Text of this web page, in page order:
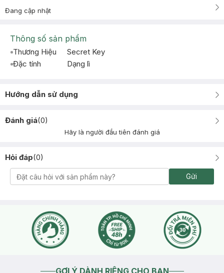
Đang cập nhật
Thông số sản phẩm
Thương Hiệu
Secret Key
Đặc tính
Dạng lì
Hướng dẫn sử dụng
Đánh giá(0)
Hãy là người đầu tiên đánh giá
Hỏi đáp(0)
Gửi
GỢI Ý DÀNH RIÊNG CHO BẠN